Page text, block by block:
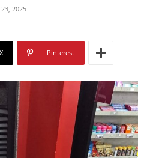
2025
X Pinterest